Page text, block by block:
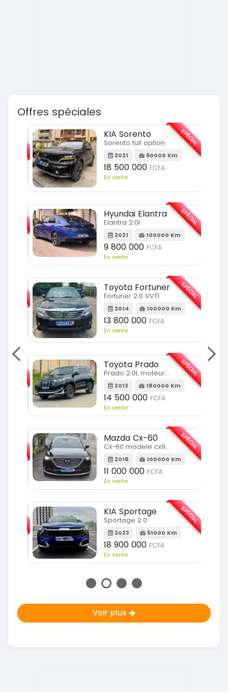
Offres spéciales
SPÉCIAL
KIA Sorento
Sorento full option
2021 60000 Km
18 500 000 FCFA
En vente
SPÉCIAL
Hyundai Elantra
Elantra 2.0l
2021 100000 Km
9 800 000 FCFA
En vente
SPÉCIAL
Toyota Fortuner
Fortuner 2.0 VVTI
2014 100000 Km
13 800 000 FCFA
En vente
SPÉCIAL
Toyota Prado
Prado 2.0L moteur d4d
2013 180000 Km
14 500 000 FCFA
En vente
SPÉCIAL
Mazda Cx-60
Cx-60 modele cx9 full option
2018 100000 Km
11 000 000 FCFA
En vente
SPÉCIAL
KIA Sportage
Sportage 2.0
2023 51000 Km
18 900 000 FCFA
En vente
SPÉCIAL
Voir plus